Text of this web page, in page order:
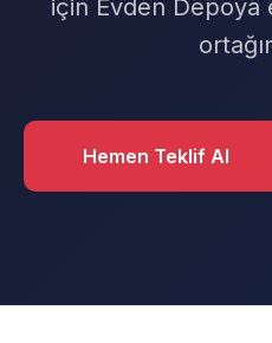
için Evden Depoya
Hemen Teklif Al